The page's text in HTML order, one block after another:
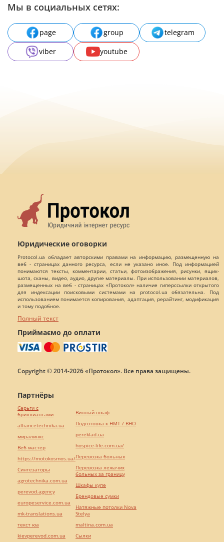
Мы в социальных сетях:
page group
telegram
viber
youtube
Юридические оговорки
Protocol.ua обладает авторскими правами на информацию, размещенную на
веб - страницах данного ресурса, если не указано иное. Под информацией
понимаются тексты, комментарии, статьи, фотоизображения, рисунки, ящик-
шота, сканы, видео, аудио, другие материалы. При использовании материалов,
размещенных на веб - страницах «Протокол» наличие гиперссылки открытого
для индексации поисковыми системами на protocol.ua обязательна. Под
использованием понимается копирования, адаптация, рерайтинг, модификация
и тому подобное.
Полный текст
Приймаємо до оплати
Copyright © 2014-2026 «Протокол». Все права защищены.
Партнёры
Серьги с
бриллиантами
alliancetechnika.ua
миралинкс
Веб мастер
https://motokosmos.ua/
Синтезаторы
agrotechnika.com.ua
perevod.agency
europeservice.com.ua
mk-translations.ua
текст юа
kievperevod.com.ua
Винный шкаф
Подготовка к НМТ / ВНО
pereklad.ua
hospice-life.com.ua/
Перевозка больных
Перевозка лежачих
больных за границу
Шкафы купе
Брендовые сумки
Натяжные потолки Nova
Stelya
maltina.com.ua
Cылки